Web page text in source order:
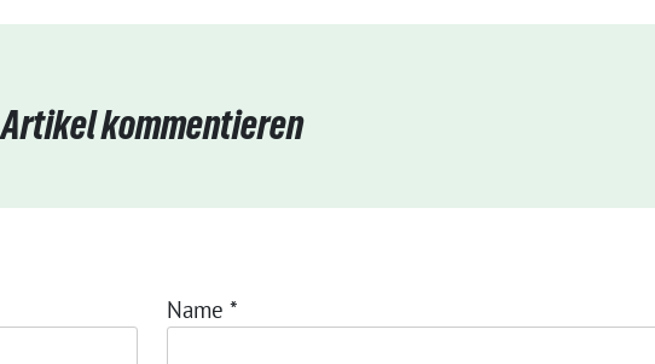
Artikel kommentieren
Name *